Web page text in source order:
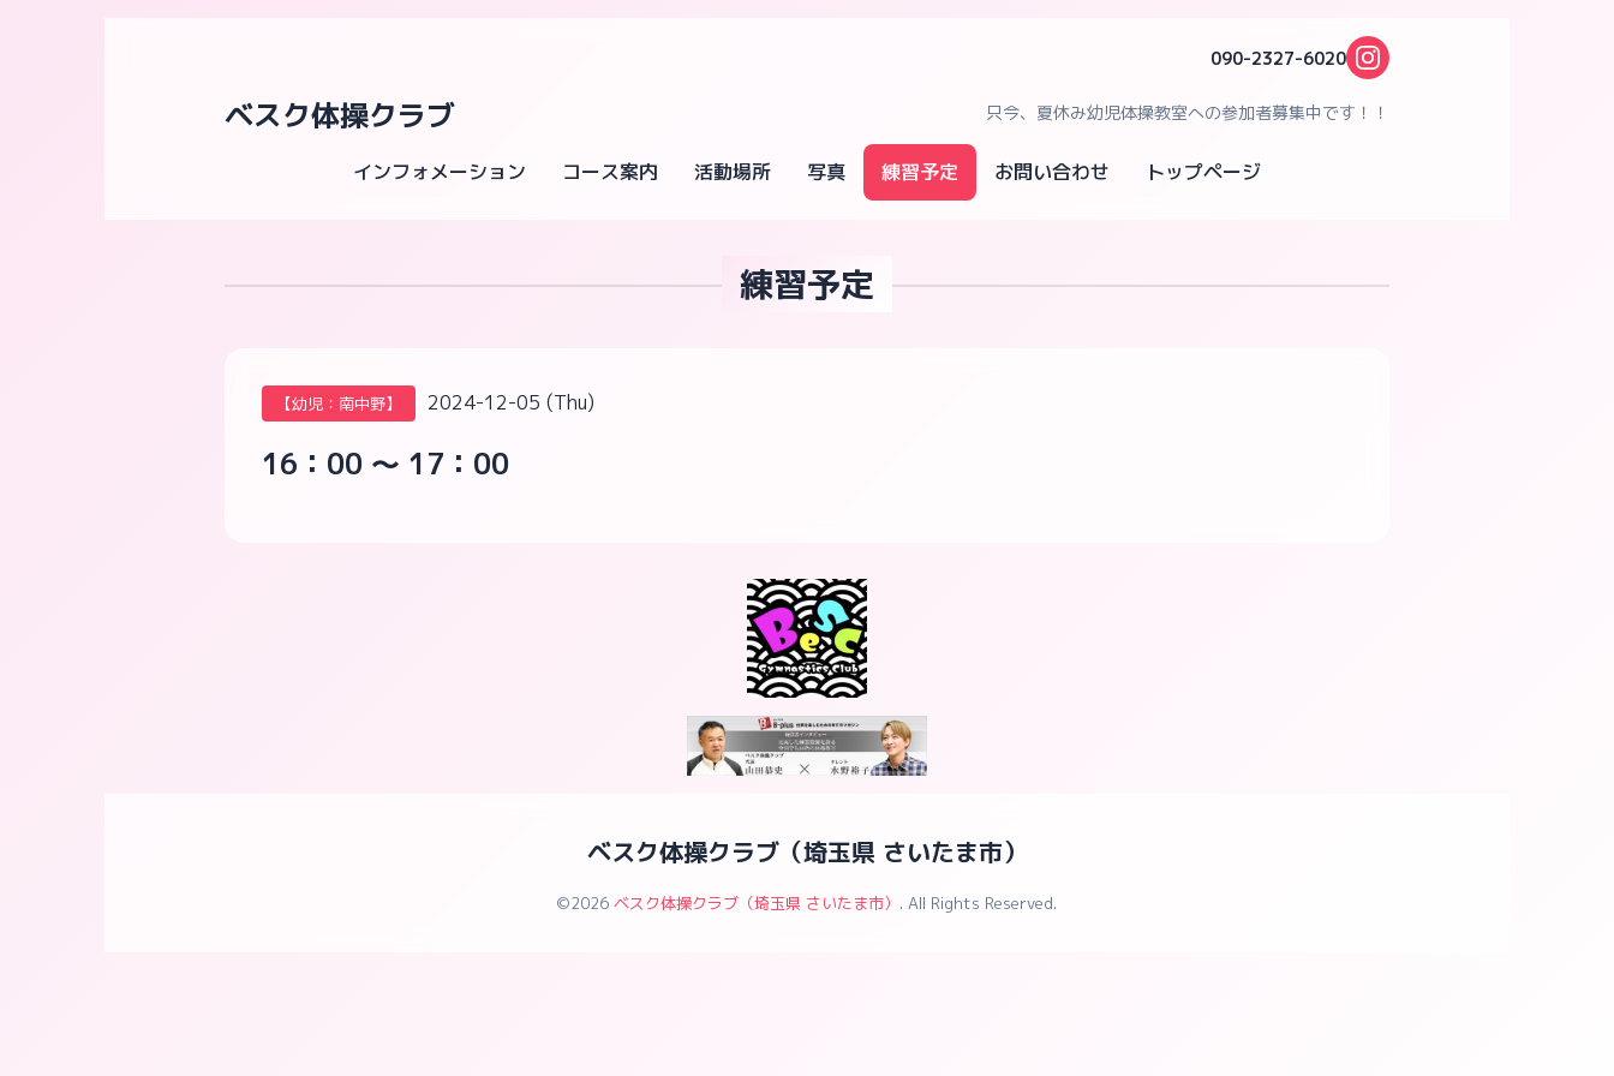
090-2327-6020
ベスク体操クラブ 只今、夏休み幼児体操教室への参加者募集中です！！
インフォメーション コース案内 活動場所 写真 練習予定 お問い合わせ トップページ
練習予定
【幼児：南中野】 2024-12-05 (Thu)
16：00 ～ 17：00
ベスク体操クラブ（埼玉県 さいたま市）
©2026 ベスク体操クラブ（埼玉県 さいたま市） . All Rights Reserved.